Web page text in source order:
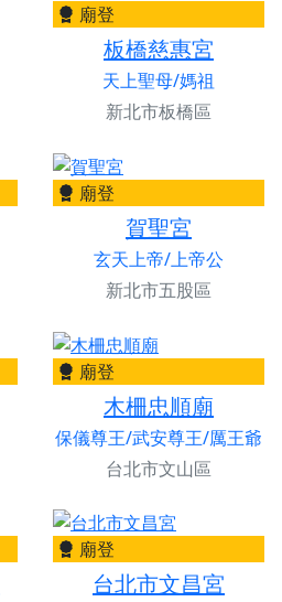
廟登
板橋慈惠宮
天上聖母/媽祖
新北市板橋區
廟登
賀聖宮
玄天上帝/上帝公
新北市五股區
廟登
木柵忠順廟
保儀尊王/武安尊王/厲王爺
台北市文山區
廟登
台北市文昌宮